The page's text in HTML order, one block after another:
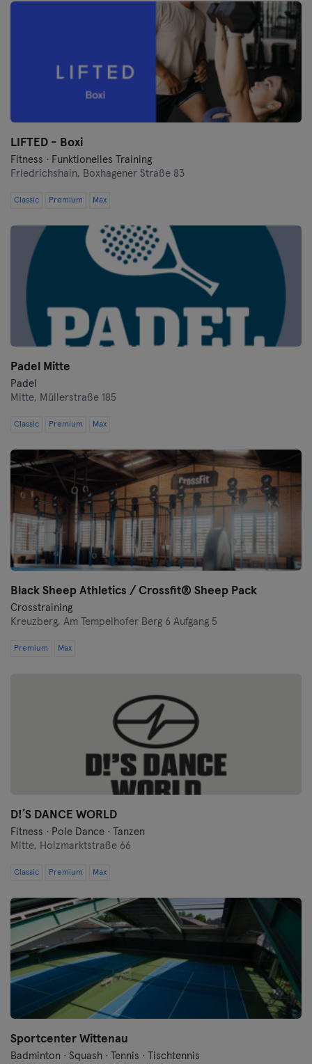
LIFTED - Boxi
Fitness · Funktionelles Training
Friedrichshain, Boxhagener Straße 83
Classic Premium Max
Padel Mitte
Padel
Mitte, Müllerstraße 185
Classic Premium Max
Black Sheep Athletics / Crossfit® Sheep Pack
Crosstraining
Kreuzberg, Am Tempelhofer Berg 6 Aufgang 5
Premium Max
D!´S DANCE WORLD
Fitness · Pole Dance · Tanzen
Mitte, Holzmarktstraße 66
Classic Premium Max
Sportcenter Wittenau
Badminton · Squash · Tennis · Tischtennis